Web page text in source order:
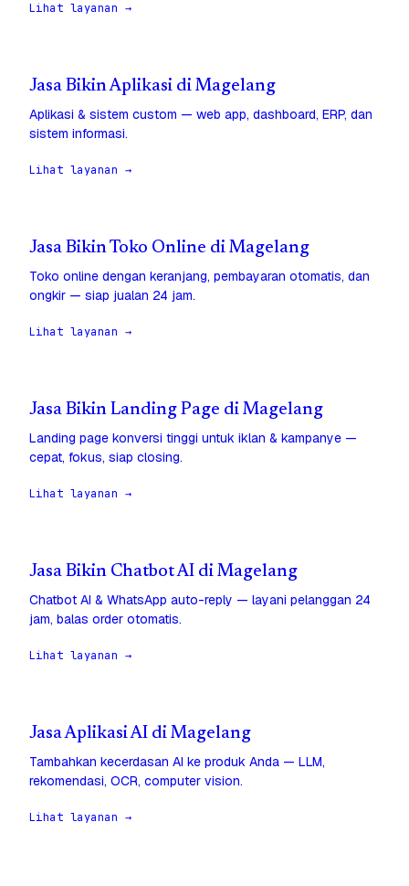
Lihat layanan →
Jasa Bikin Aplikasi di Magelang
Aplikasi & sistem custom — web app, dashboard, ERP, dan
sistem informasi.
Lihat layanan →
Jasa Bikin Toko Online di Magelang
Toko online dengan keranjang, pembayaran otomatis, dan
ongkir — siap jualan 24 jam.
Lihat layanan →
Jasa Bikin Landing Page di Magelang
Landing page konversi tinggi untuk iklan & kampanye —
cepat, fokus, siap closing.
Lihat layanan →
Jasa Bikin Chatbot AI di Magelang
Chatbot AI & WhatsApp auto-reply — layani pelanggan 24
jam, balas order otomatis.
Lihat layanan →
Jasa Aplikasi AI di Magelang
Tambahkan kecerdasan AI ke produk Anda — LLM,
rekomendasi, OCR, computer vision.
Lihat layanan →